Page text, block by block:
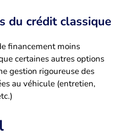
du crédit classique
financement moins
certaines autres options
gestion rigoureuse des
au véhicule (entretien,